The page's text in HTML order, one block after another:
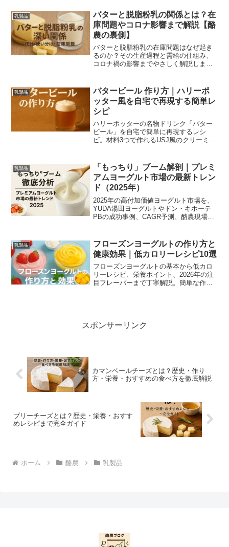
乳製品
バターと脱脂粉乳の関係とは？在
庫問題やコロナ影響まで解説【酪
農の裏側】
バターと脱脂粉乳の在庫問題はなぜ起き
るのか？その生産過程と需給の仕組み、
コロナ禍の影響までやさしく解説しま
乳製品
バタービール 作り方｜ハリーポ
ッター風を自宅で再現する簡単レ
シピ
ハリーポッターの名物ドリンク「バター
ビール」を自宅で簡単に再現するレシ
ピ。材料3つで作れるUSJ風のクリーミー
ツや保存注意点まで丁寧に解説します。
乳製品
「もっちり」ブーム解剖｜プレミ
アムヨーグルト市場の最新トレン
ド（2025年）
2025年の高付加価値ヨーグルト市場を、
YUDA湯田ヨーグルトやドン・キホーテ
PBの成功事例、CAGR予測、酪農現場の
乳製品
フローズンヨーグルトの作り方と
健康効果｜低カロリーレシピ10選
フローズンヨーグルトの基本から低カロ
リーレシピ、栄養ポイント、2026年の注
目フレーバーまで丁寧解説。簡単な作り
スポンサーリンク
カマンベールチーズとは？歴史・作り
方・栄養・おすすめの食べ方を徹底解説
ブリーチーズとは？歴史・栄養・おすす
めレシピまで完全ガイド
ホーム 酪農 乳製品